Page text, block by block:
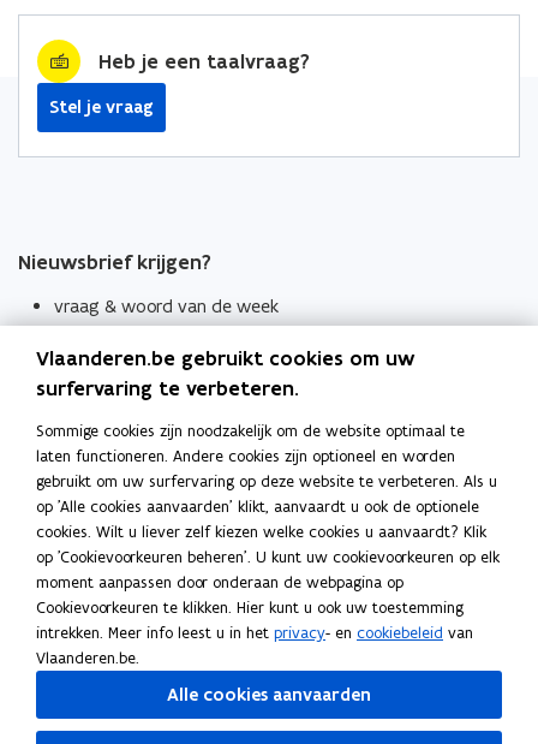
Heb je een taalvraag?
Stel je vraag
Nieuwsbrief krijgen?
vraag & woord van de week
Schrijf je in
Thema's
Taaladviezen
Spellingregels
Tips voor duidelijke taal
Bekijk ook
Spellingtests
Boek- en webwijzer
Vlaanderen.be gebruikt cookies om uw
surfervaring te verbeteren.
Sommige cookies zijn noodzakelijk om de website optimaal te
laten functioneren. Andere cookies zijn optioneel en worden
gebruikt om uw surfervaring op deze website te verbeteren. Als u
op 'Alle cookies aanvaarden' klikt, aanvaardt u ook de optionele
cookies. Wilt u liever zelf kiezen welke cookies u aanvaardt? Klik
op 'Cookievoorkeuren beheren'. U kunt uw cookievoorkeuren op elk
moment aanpassen door onderaan de webpagina op
Cookievoorkeuren te klikken. Hier kunt u ook uw toestemming
intrekken. Meer info leest u in het privacy- en cookiebeleid van
Vlaanderen.be.
Alle cookies aanvaarden